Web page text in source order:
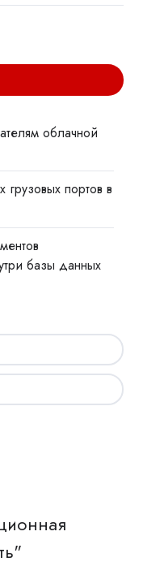
облачной
грузовых портов в
базы данных